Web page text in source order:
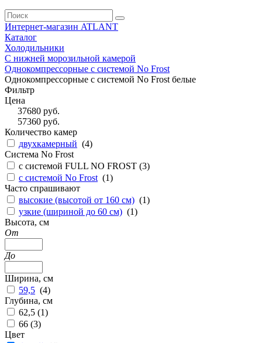
Интернет-магазин ATLANT
Каталог
Холодильники
С нижней морозильной камерой
Однокомпрессорные с системой No Frost
Однокомпрессорные с системой No Frost белые
Фильтр
Цена
37680руб.
57360руб.
Количество камер
двухкамерный (4)
Система No Frost
с системой FULL NO FROST (3)
с системой No Frost (1)
Часто спрашивают
высокие (высотой от 160 см) (1)
узкие (шириной до 60 см) (1)
Высота, см
От
До
Ширина, см
59,5 (4)
Глубина, см
62,5 (1)
66 (3)
Цвет